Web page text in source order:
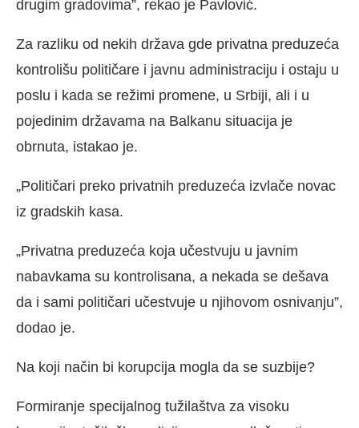
drugim gradovima”, rekao je Pavlović.
Za razliku od nekih država gde privatna preduzeća
kontrolišu političare i javnu administraciju i ostaju u
poslu i kada se režimi promene, u Srbiji, ali i u
pojedinim državama na Balkanu situacija je
obrnuta, istakao je.
„Političari preko privatnih preduzeća izvlače novac
iz gradskih kasa.
„Privatna preduzeća koja učestvuju u javnim
nabavkama su kontrolisana, a nekada se dešava
da i sami političari učestvuje u njihovom osnivanju”,
dodao je.
Na koji način bi korupcija mogla da se suzbije?
Formiranje specijalnog tužilaštva za visoku